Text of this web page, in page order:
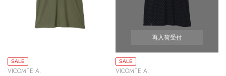
SALE
VICOMTE A.
再入荷受付
SALE
VICOMTE A.